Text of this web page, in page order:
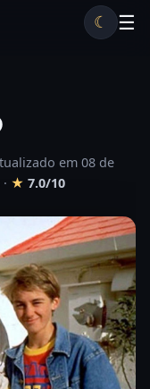
☰
☾
em 08 de
· ★ 7.0/10